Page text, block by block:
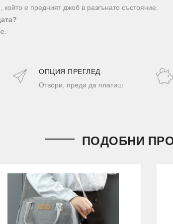
е предният джоб в разгънато състояние.
ОПЦИЯ ПРЕГЛЕД
Отвори, преди да платиш
ПОДОБНИ